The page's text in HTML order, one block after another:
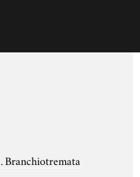
Branchiotremata